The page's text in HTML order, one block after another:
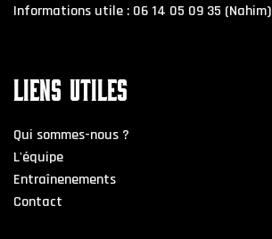
Informations utile : 06 14 05 09 35 (Nahim)
LIENS UTILES
Qui sommes-nous ?
L'équipe
Entraînenements
Contact